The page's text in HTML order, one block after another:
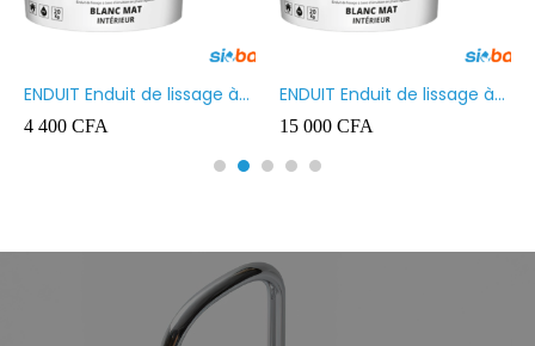
ENDUIT Enduit de lissage à
base d’émulsion en phase
aqueuse 5kg
4 400 CFA
ENDUIT Enduit de lissage à
base d’émulsion en phase
aqueuse 20kg
15 000 CFA